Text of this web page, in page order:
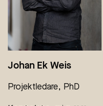
Johan Ek Weis
Projektledare, PhD